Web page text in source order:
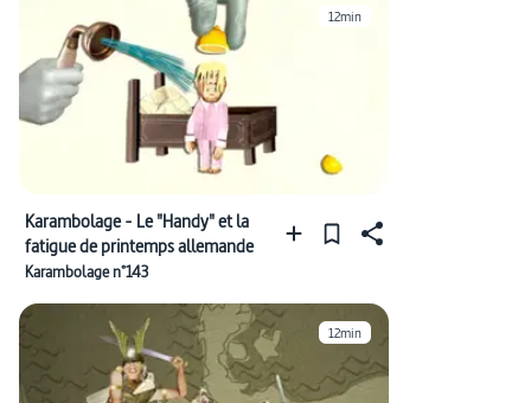
12min
Karambolage - Le "Handy" et la
fatigue de printemps allemande
Karambolage n°143
12min